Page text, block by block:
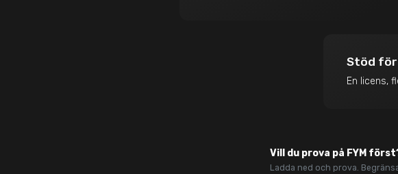
Stöd
En licens,
Vill du prova på FYM
Ladda ned och prova.